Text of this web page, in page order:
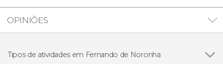
OPINIÕES
Tipos de atividades em Fernando de Noronha